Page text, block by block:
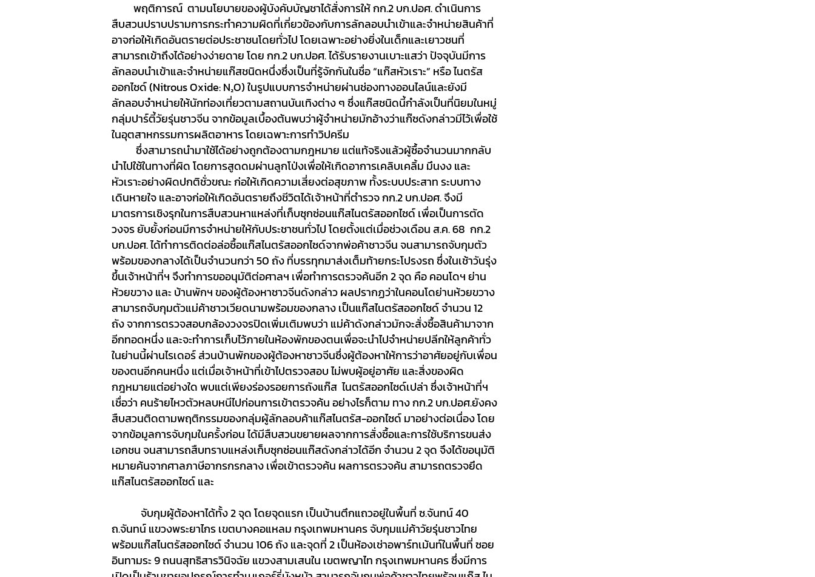
พฤติการณ์ ตามนโยบายของผู้บังคับบัญชาได้สั่งการให้ กก.2 บก.ปอศ. ดำเนินการ
สืบสวนปราบปรามการกระทำความผิดที่เกี่ยวข้องกับการลักลอบนำเข้าและจำหน่ายสินค้าที่
อาจก่อให้เกิดอันตรายต่อประชาชนโดยทั่วไป โดยเฉพาะอย่างยิ่งในเด็กและเยาวชนที่
สามารถเข้าถึงได้อย่างง่ายดาย โดย กก.2 บก.ปอศ. ได้รับรายงานเบาะแสว่า ปัจจุบันมีการ
ลักลอบนำเข้าและจำหน่ายแก๊สชนิดหนึ่งซึ่งเป็นที่รู้จักกันในชื่อ “แก๊สหัวเราะ” หรือ ไนตรัส
ออกไซด์ (Nitrous Oxide: N₂O)ในรูปแบบการจำหน่ายผ่านช่องทางออนไลน์และยังมี
ลักลอบจำหน่ายให้นักท่องเที่ยวตามสถานบันเทิงต่าง ๆ ซึ่งแก๊สชนิดนี้กำลังเป็นที่นิยมในหมู่
กลุ่มปาร์ตี้วัยรุ่นชาวจีน จากข้อมูลเบื้องต้นพบว่าผู้จำหน่ายมักอ้างว่าแก๊ซดังกล่าวมีไว้เพื่อใช้
ในอุตสาหกรรมการผลิตอาหาร โดยเฉพาะการทำวิปครีม
ซึ่งสามารถนำมาใช้ได้อย่างถูกต้องตามกฎหมาย แต่แท้จริงแล้วผู้ซื้อจำนวนมากกลับ
นำไปใช้ในทางที่ผิด โดยการสูดดมผ่านลูกโป่งเพื่อให้เกิดอาการเคลิบเคลิ้ม มึนงง และ
หัวเราะอย่างผิดปกติชั่วขณะ ก่อให้เกิดความเสี่ยงต่อสุขภาพ ทั้งระบบประสาท ระบบทาง
เดินหายใจ และอาจก่อให้เกิดอันตรายถึงชีวิตได้เจ้าหน้าที่ตำรวจ กก.2 บก.ปอศ. จึงมี
มาตรการเชิงรุกในการสืบสวนหาแหล่งที่เก็บซุกซ่อนแก๊สไนตรัสออกไซด์ เพื่อเป็นการตัด
วงจร ยับยั้งก่อนมีการจำหน่ายให้กับประชาชนทั่วไป โดยตั้งแต่เมื่อช่วงเดือน ส.ค. 68 กก.2
บก.ปอศ. ได้ทำการติดต่อล่อซื้อแก๊สไนตรัสออกไซด์จากพ่อค้าชาวจีน จนสามารถจับกุมตัว
พร้อมของกลางได้เป็นจำนวนกว่า 50 ถัง ที่บรรทุกมาส่งเต็มท้ายกระโปรงรถ ซึ่งในเช้าวันรุ่ง
ขึ้นเจ้าหน้าที่ฯ จึงทำการขออนุมัติต่อศาลฯ เพื่อทำการตรวจค้นอีก 2 จุด คือ คอนโดฯ ย่าน
ห้วยขวาง และ บ้านพักฯ ของผู้ต้องหาชาวจีนดังกล่าว ผลปรากฏว่าในคอนโดย่านห้วยขวาง
สามารถจับกุมตัวแม่ค้าชาวเวียดนามพร้อมของกลาง เป็นแก๊สไนตรัสออกไซด์ จำนวน 12
ถัง จากการตรวจสอบกล้องวงจรปิดเพิ่มเติมพบว่า แม่ค้าดังกล่าวมักจะสั่งซื้อสินค้ามาจาก
อีกทอดหนึ่ง และจะทำการเก็บไว้ภายในห้องพักของตนเพื่อจะนำไปจำหน่ายปลีกให้ลูกค้าทั่ว
ในย่านนี้ผ่านไรเดอร์ ส่วนบ้านพักของผู้ต้องหาชาวจีนซึ่งผู้ต้องหาให้การว่าอาศัยอยู่กับเพื่อน
ของตนอีกคนหนึ่ง แต่เมื่อเจ้าหน้าที่เข้าไปตรวจสอบ ไม่พบผู้อยู่อาศัย และสิ่งของผิด
กฎหมายแต่อย่างใด พบแต่เพียงร่องรอยการถังแก๊ส ไนตรัสออกไซด์เปล่า ซึ่งเจ้าหน้าที่ฯ
เชื่อว่า คนร้ายไหวตัวหลบหนีไปก่อนการเข้าตรวจค้นอย่างไรก็ตาม ทาง กก.2 บก.ปอศ.ยังคง
สืบสวนติดตามพฤติกรรมของกลุ่มผู้ลักลอบค้าแก๊สไนตรัส-ออกไซด์ มาอย่างต่อเนื่อง โดย
จากข้อมูลการจับกุมในครั้งก่อน ได้มีสืบสวนขยายผลจากการสั่งซื้อและการใช้บริการขนส่ง
เอกชน จนสามารถสืบทราบแหล่งเก็บซุกซ่อนแก๊สดังกล่าวได้อีก จำนวน2จุด จึงได้ขอนุมัติ
หมายค้นจากศาลภาษีอากรกรกลาง เพื่อเข้าตรวจค้น ผลการตรวจค้น สามารถตรวจยึด
แก๊สไนตรัสออกไซด์ และ
จับกุมผู้ต้องหาได้ทั้ง2จุด โดยจุดแรก เป็นบ้านตึกแถวอยู่ในพื้นที่ ซ.จันทน์ 40
ถ.จันทน์ แขวงพระยาไกร เขตบางคอแหลม กรุงเทพมหานคร จับกุมแม่ค้าวัยรุ่นชาวไทย
พร้อมแก๊สไนตรัสออกไซด์ จำนวน106ถัง และจุดที่2เป็นห้องเช่าอพาร์ทเม้นท์ในพื้นที่ ซอย
อินทามระ 9 ถนนสุทธิสารวินิจฉัย แขวงสามเสนใน เขตพญาไท กรุงเทพมหานคร ซึ่งมีการ